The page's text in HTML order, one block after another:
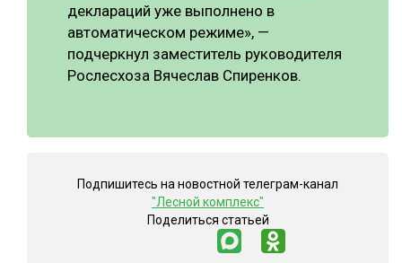
деклараций уже выполнено в
автоматическом режиме», —
подчеркнул заместитель руководителя
Рослесхоза Вячеслав Спиренков.
Подпишитесь на новостной телеграм-канал
"Лесной комплекс"
Поделиться статьей